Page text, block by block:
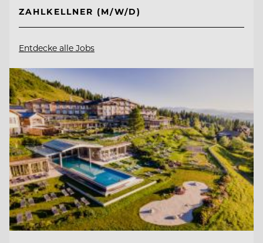
ZAHLKELLNER (M/W/D)
Entdecke alle Jobs